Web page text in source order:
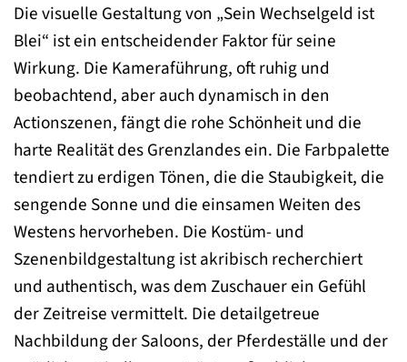
Die visuelle Gestaltung von „Sein Wechselgeld ist
Blei“ ist ein entscheidender Faktor für seine
Wirkung. Die Kameraführung, oft ruhig und
beobachtend, aber auch dynamisch in den
Actionszenen, fängt die rohe Schönheit und die
harte Realität des Grenzlandes ein. Die Farbpalette
tendiert zu erdigen Tönen, die die Staubigkeit, die
sengende Sonne und die einsamen Weiten des
Westens hervorheben. Die Kostüm- und
Szenenbildgestaltung ist akribisch recherchiert
und authentisch, was dem Zuschauer ein Gefühl
der Zeitreise vermittelt. Die detailgetreue
Nachbildung der Saloons, der Pferdeställe und der